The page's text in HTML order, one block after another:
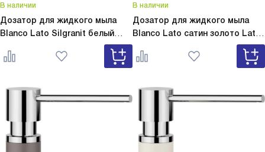
В наличии
Дозатор для жидкого мыла
Blanco Lato Silgranit белый
Lato Silgranit белый 525814
В наличии
Дозатор для жидкого мыла
Blanco Lato сатин золото Lato